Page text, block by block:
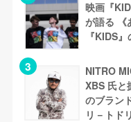
映画『
が語る 《
『KIDS
NITRO
XBS 氏と
のブラン
リ－トド